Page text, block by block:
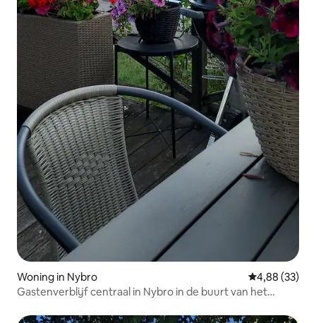
Woning in Nybro Gemiddelde
4,88 (33)
Gastenverblijf centraal in Nybro in de buurt van het